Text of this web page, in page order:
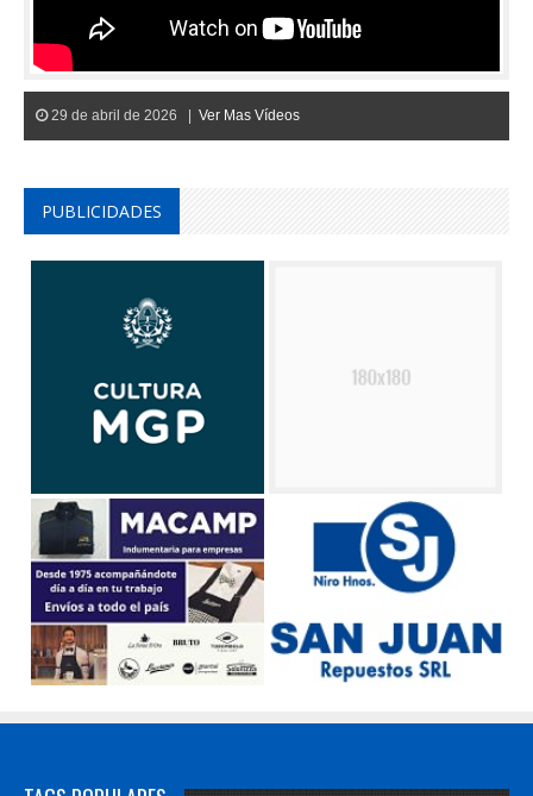
29 de abril de 2026 | Ver Mas Vídeos
PUBLICIDADES